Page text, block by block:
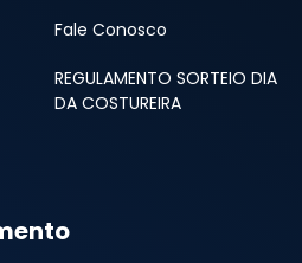
Fale Conosco
REGULAMENTO SORTEIO DIA
DA COSTUREIRA